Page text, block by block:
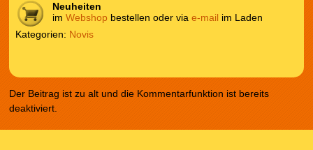
Neuheiten
im Webshop bestellen oder via e-mail im Laden
Kategorien: Novis
Der Beitrag ist zu alt und die Kommentarfunktion ist bereits
deaktiviert.